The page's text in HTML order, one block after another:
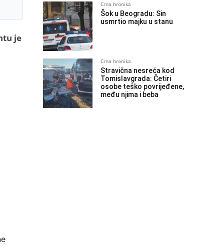
je
Crna hronika
Šok u Beogradu: Sin
usmrtio majku u stanu
Crna hronika
Stravična nesreća kod
Tomislavgrada: Četiri
osobe teško povrijeđene,
među njima i beba